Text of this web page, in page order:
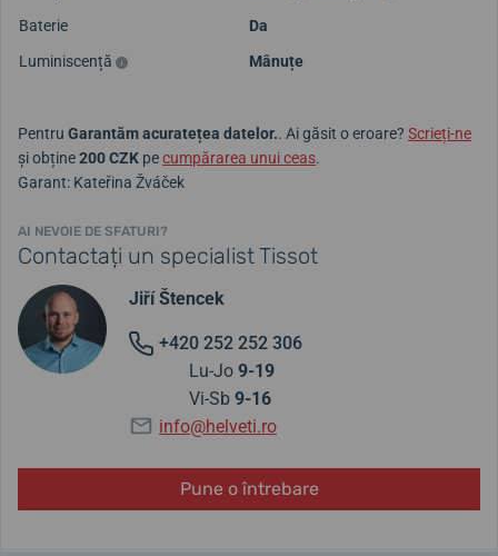
Baterie
Da
Luminiscență
Mânuțe
Pentru Garantăm acuratețea datelor.. Ai găsit o eroare? Scrieți-ne
și obține200 CZK pecumpărarea unui ceas.
Garant: Kateřina Žváček
AI NEVOIE DE SFATURI?
Contactați un specialist Tissot
Jiří Štencek
+420 252 252 306
Lu-Jo 9-19
Vi-Sb 9-16
info@helveti.ro
Pune o întrebare